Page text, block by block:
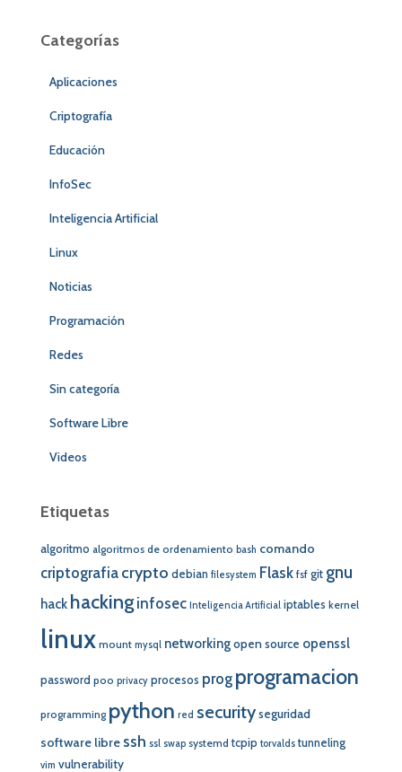
Categorías
Aplicaciones
Criptografía
Educación
InfoSec
Inteligencia Artificial
Linux
Noticias
Programación
Redes
Sin categoría
Software Libre
Videos
Etiquetas
algoritmo algoritmos de ordenamiento bash comando
criptografia crypto debian filesystem Flask fsf git gnu
hack hacking infosec Inteligencia Artificial iptables kernel
linux mount mysql networkingopen source openssl
password poo privacy procesos prog programacion
programming python red securityseguridad
software libre ssh ssl swap systemd tcpip torvalds tunneling
vim vulnerability